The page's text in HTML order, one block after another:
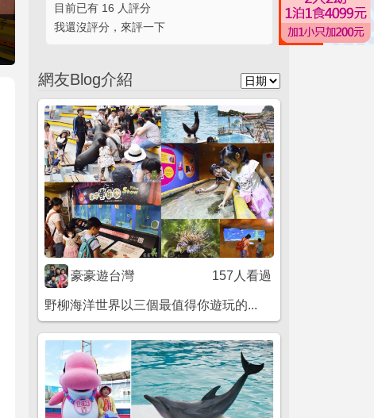
目前已有 16 人評分
我還沒評分，來評一下
網友Blog介紹
豪豪遊台灣 157人看過
野柳海洋世界以三個最值得你遊玩的...